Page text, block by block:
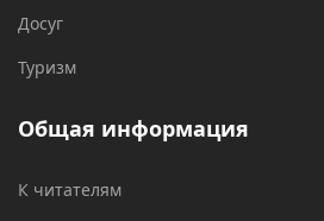
Досуг
Туризм
Общая информация
К читателям